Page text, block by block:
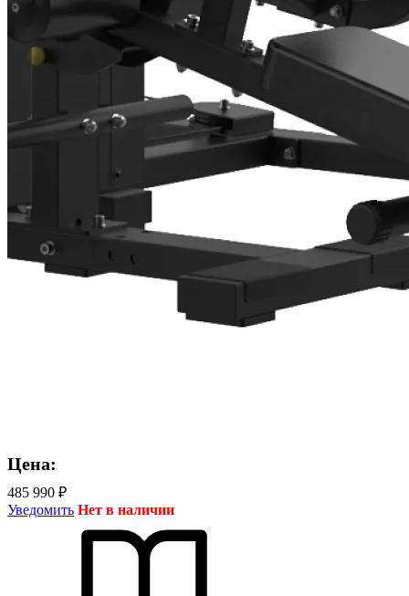
Цена:
485 990 ₽
Уведомить Нет в наличии